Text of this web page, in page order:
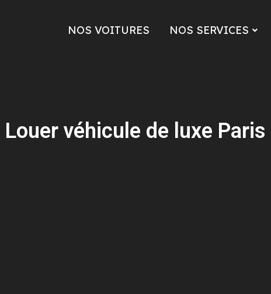
NOS VOITURES NOS SERVICES
Louer véhicule de luxe Paris